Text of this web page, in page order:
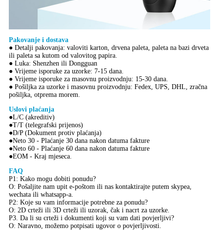
Pakovanje i dostava
● Detalji pakovanja: valoviti karton, drvena paleta, paleta na bazi drveta
ili paleta sa kutom od valovitog papira.
● Luka: Shenzhen ili Dongguan
● Vrijeme isporuke za uzorke: 7-15 dana.
● Vrijeme isporuke za masovnu proizvodnju: 15-30 dana.
● Pošiljka za uzorke i masovnu proizvodnju: Fedex, UPS, DHL, zračna
pošiljka, otprema morem.
Uslovi plaćanja
●L/C (akreditiv)
●T/T (telegrafski prijenos)
●D/P (Dokument protiv plaćanja)
●Neto 30 - Plaćanje 30 dana nakon datuma fakture
●Neto 60 - Plaćanje 60 dana nakon datuma fakture
●EOM - Kraj mjeseca.
FAQ
P1: Kako mogu dobiti ponudu?
O: Pošaljite nam upit e-poštom ili nas kontaktirajte putem skypea,
wechata ili whatsapp-a.
P2: Koje su vam informacije potrebne za ponudu?
O: 2D crteži ili 3D crteži ili uzorak, čak i nacrt za uzorke.
P3. Da li su crteži i dokumenti koji su vam dati povjerljivi?
O: Naravno, možemo potpisati ugovor o povjerljivosti.